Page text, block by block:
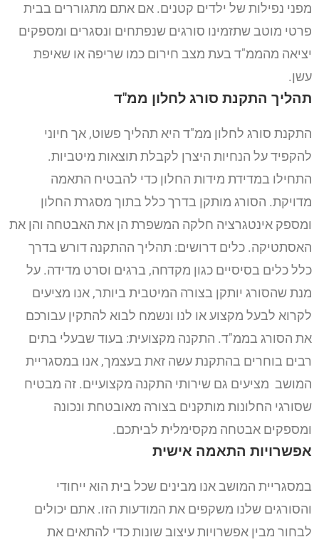
מפני נפילות של ילדים קטנים. אם אתם מתגוררים בבית
פרטי מוטב שתזמינו סורגים שנפתחים ונסגרים ומספקים
יציאה מהממ"ד בעת מצב חירום כמו שריפה או שאיפת
עשן.
תהליך התקנת סורג לחלון ממ"ד
התקנת סורג לחלון ממ"ד היא תהליך פשוט, אך חיוני
להקפיד על הנחיות היצרן לקבלת תוצאות מיטביות.
התחילו במדידת מידות החלון כדי להבטיח התאמה
מדויקת. הסורג מותקן בדרך כלל בתוך מסגרת החלון
ומספק אינטגרציה חלקה המשפרת הן את האבטחה והן את
האסתטיקה. כלים דרושים: תהליך ההתקנה דורש בדרך
כלל כלים בסיסיים כגון מקדחה, ברגים וסרט מדידה. על
מנת שהסורג יותקן בצורה המיטבית ביותר, אנו מציעים
לקרוא לבעל מקצוע או לנו ונשמח לבוא להתקין עבורכם
את הסורג בממ"ד. התקנה מקצועית: בעוד שבעלי בתים
רבים בוחרים בהתקנת עשה זאת בעצמך, אנו במסגריית
המושב מציעים גם שירותי התקנה מקצועיים. זה מבטיח
שסורגי החלונות מותקנים בצורה מאובטחת ונכונה
ומספקים אבטחה מקסימלית לביתכם.
אפשרויות התאמה אישית
במסגריית המושב אנו מבינים שכל בית הוא ייחודי
והסורגים שלנו משקפים את המודעות הזו. אתם יכולים
לבחור מבין אפשרויות עיצוב שונות כדי להתאים את